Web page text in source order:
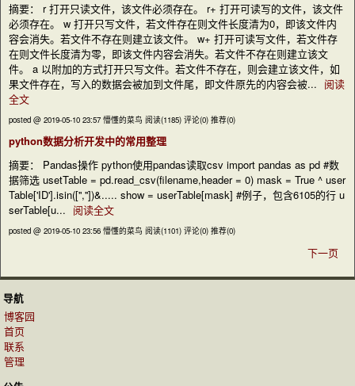
导航
博客园
首页
联系
管理
摘要： r 打开只读文件，该文件必须存在。 r+ 打开可读写的文件，该文件
必须存在。 w 打开只写文件，若文件存在则文件长度清为0，即该文件内
容会消失。若文件不存在则建立该文件。 w+ 打开可读写文件，若文件存
在则文件长度清为零，即该文件内容会消失。若文件不存在则建立该文
件。 a 以附加的方式打开只写文件。若文件不存在，则会建立该文件，如
果文件存在，写入的数据会被加到文件尾，即文件原先的内容会被... 阅读
全文
posted @ 2019-05-10 23:57 懵懂的菜鸟 阅读(1185) 评论(0) 推荐(0)
python数据分析开发中的常用整理
摘要： Pandas操作 python使用pandas读取csv import pandas as pd #数
据筛选 usetTable = pd.read_csv(filename,header = 0) mask = True ^ user
Table['ID'].isin(['',''])&..... show = userTable[mask] #例子，包含6105的行 u
serTable[u... 阅读全文
posted @ 2019-05-10 23:56 懵懂的菜鸟 阅读(1101) 评论(0) 推荐(0)
下一页